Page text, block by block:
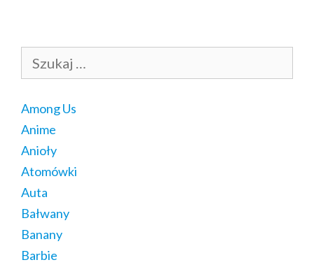
Among Us
Anime
Anioły
Atomówki
Auta
Bałwany
Banany
Barbie